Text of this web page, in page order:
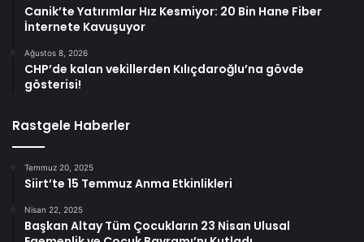
Canik’te Yatırımlar Hız Kesmiyor: 20 Bin Hane Fiber
İnternete Kavuşuyor
Ağustos 8, 2026
CHP’de kalan vekillerden Kılıçdaroğlu’na gövde
gösterisi!
Rastgele Haberler
Temmuz 20, 2025
Siirt’te 15 Temmuz Anma Etkinlikleri
Nisan 22, 2025
Başkan Altay Tüm Çocukların 23 Nisan Ulusal